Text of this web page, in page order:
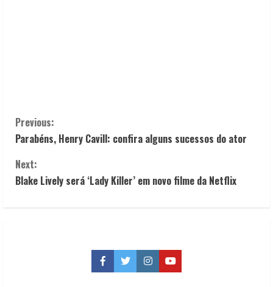
C
o
n
Previous:
Parabéns, Henry Cavill: confira alguns sucessos do ator
Next:
Blake Lively será ‘Lady Killer’ em novo filme da Netflix
Facebook
TwitterInstagramYouTube